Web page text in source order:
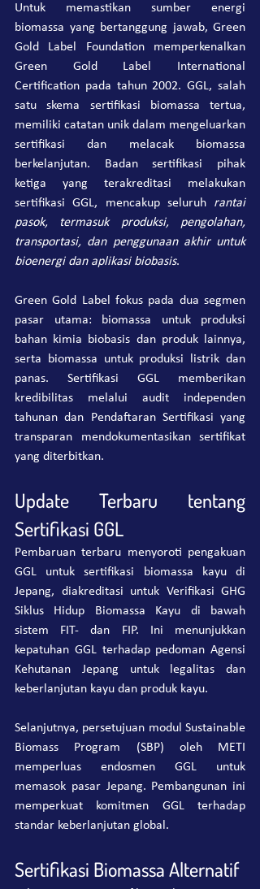
Untuk memastikan sumber energi
biomassa yang bertanggung jawab, Green
Gold Label Foundation memperkenalkan
Green Gold Label International
Certification pada tahun 2002. GGL, salah
satu skema sertifikasi biomassa tertua,
memiliki catatan unik dalam mengeluarkan
sertifikasi dan melacak biomassa
berkelanjutan. Badan sertifikasi pihak
ketiga yang terakreditasi melakukan
sertifikasi GGL, mencakup seluruh rantai
pasok, termasuk produksi, pengolahan,
transportasi, dan penggunaan akhir untuk
bioenergi dan aplikasi biobasis.
Green Gold Label fokus pada dua segmen
pasar utama: biomassa untuk produksi
bahan kimia biobasis dan produk lainnya,
serta biomassa untuk produksi listrik dan
panas. Sertifikasi GGL memberikan
kredibilitas melalui audit independen
tahunan dan Pendaftaran Sertifikasi yang
transparan mendokumentasikan sertifikat
yang diterbitkan.
Update Terbaru tentang
Sertifikasi GGL
Pembaruan terbaru menyoroti pengakuan
GGL untuk sertifikasi biomassa kayu di
Jepang, diakreditasi untuk Verifikasi GHG
Siklus Hidup Biomassa Kayu di bawah
sistem FIT- dan FIP. Ini menunjukkan
kepatuhan GGL terhadap pedoman Agensi
Kehutanan Jepang untuk legalitas dan
keberlanjutan kayu dan produk kayu.
Selanjutnya, persetujuan modul Sustainable
Biomass Program (SBP) oleh METI
memperluas endosmen GGL untuk
memasok pasar Jepang. Pembangunan ini
memperkuat komitmen GGL terhadap
standar keberlanjutan global.
Sertifikasi Biomassa Alternatif